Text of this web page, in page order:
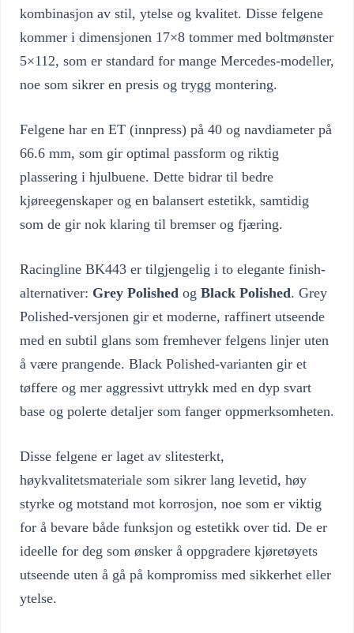
kombinasjon av stil, ytelse og kvalitet. Disse felgene
kommer i dimensjonen 17×8 tommer med boltmønster
5×112, som er standard for mange Mercedes-modeller,
noe som sikrer en presis og trygg montering.
Felgene har en ET (innpress) på 40 og navdiameter på
66.6 mm, som gir optimal passform og riktig
plassering i hjulbuene. Dette bidrar til bedre
kjøreegenskaper og en balansert estetikk, samtidig
som de gir nok klaring til bremser og fjæring.
Racingline BK443 er tilgjengelig i to elegante finish-
alternativer: Grey Polished og Black Polished. Grey
Polished-versjonen gir et moderne, raffinert utseende
med en subtil glans som fremhever felgens linjer uten
å være prangende. Black Polished-varianten gir et
tøffere og mer aggressivt uttrykk med en dyp svart
base og polerte detaljer som fanger oppmerksomheten.
Disse felgene er laget av slitesterkt,
høykvalitetsmateriale som sikrer lang levetid, høy
styrke og motstand mot korrosjon, noe som er viktig
for å bevare både funksjon og estetikk over tid. De er
ideelle for deg som ønsker å oppgradere kjøretøyets
utseende uten å gå på kompromiss med sikkerhet eller
ytelse.